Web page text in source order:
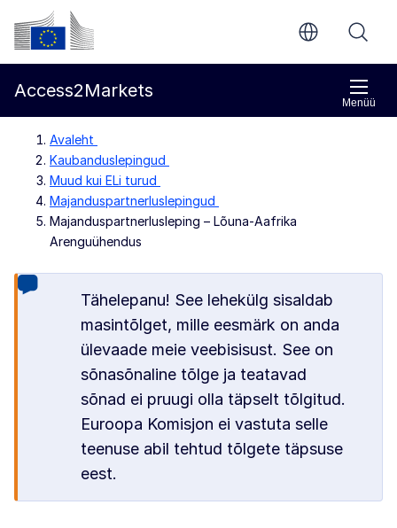
Põhisisu juurde
Euroopa Komisjon
Menüü
Access2Markets
Avaleht
Kaubanduslepingud
Muud kui ELi turud
Majanduspartnerluslepingud
Majanduspartnerlusleping – Lõuna-Aafrika
Arenguühendus
Tähelepanu! See lehekülg sisaldab
masintõlget, mille eesmärk on anda
ülevaade meie veebisisust. See on
sõnasõnaline tõlge ja teatavad
sõnad ei pruugi olla täpselt tõlgitud.
Euroopa Komisjon ei vastuta selle
teenuse abil tehtud tõlgete täpsuse
eest.